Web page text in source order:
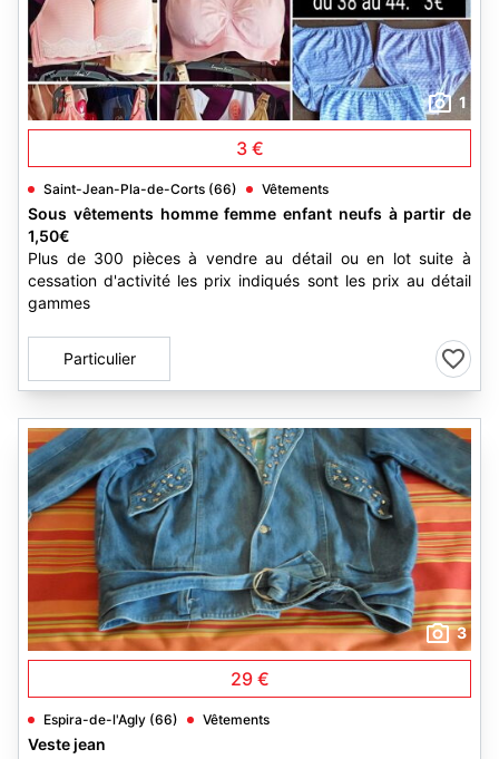
1
3 €
Saint-Jean-Pla-de-Corts (66) Vêtements
Sous vêtements homme femme enfant neufs à partir de
1,50€
Plus de 300 pièces à vendre au détail ou en lot suite à
cessation d'activité les prix indiqués sont les prix au détail
gammes
Particulier
3
29 €
Espira-de-l'Agly (66) Vêtements
Veste jean